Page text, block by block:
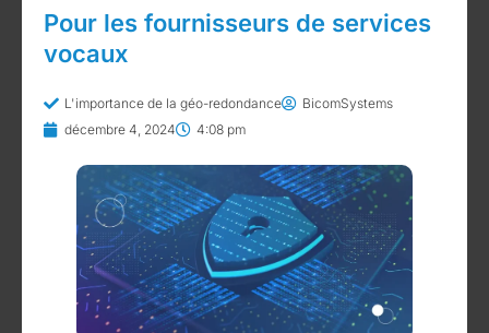
Pour les fournisseurs de services
vocaux
L'importance de la géo-redondance
BicomSystems
décembre 4, 2024
4:08 pm